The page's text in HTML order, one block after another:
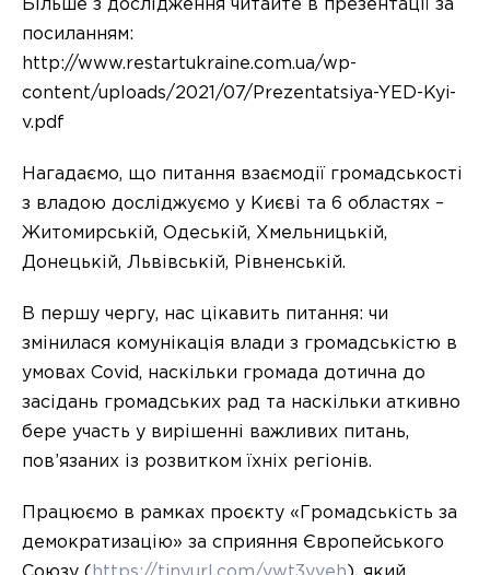
Більше з дослідження читайте в презентації за
посиланням:
http://www.restartukraine.com.ua/wp-
content/uploads/2021/07/Prezentatsiya-YED-Kyi-
v.pdf
Нагадаємо, що питання взаємодії громадськості
з владою досліджуємо у Києві та 6 областях –
Житомирській, Одеській, Хмельницькій,
Донецькій, Львівській, Рівненській.
В першу чергу, нас цікавить питання: чи
змінилася комунікація влади з громадськістю в
умовах Covid, наскільки громада дотична до
засідань громадських рад та наскільки аткивно
бере участь у вирішенні важливих питань,
пов’язаних із розвитком їхніх регіонів.
Працюємо в рамках проєкту «Громадськість за
демократизацію» за сприяння Європейського